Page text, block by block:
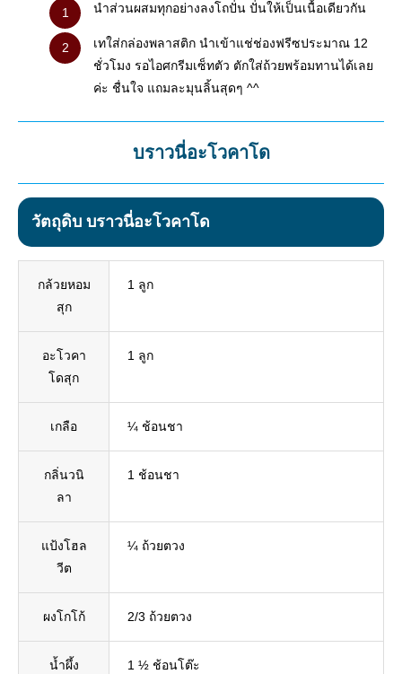
นำส่วนผสมทุกอย่างลงโถปั่น ปั่นให้เป็นเนื้อเดียวกัน
เทใส่กล่องพลาสติก นำเข้าแช่ช่องฟรีซประมาณ 12
ชั่วโมง รอไอศกรีมเซ็ทตัว ตักใส่ถ้วยพร้อมทานได้เลย
ค่ะ ชื่นใจ แถมละมุนลิ้นสุดๆ ^^
บราวนี่อะโวคาโด
วัตถุดิบ บราวนี่อะโวคาโด
กล้วยหอม
สุก
1 ลูก
อะโวคา
โดสุก
1 ลูก
เกลือ ¼ ช้อนชา
กลิ่นวนิ
ลา
1 ช้อนชา
แป้งโฮล
วีต
¼ ถ้วยตวง
ผงโกโก้ 2/3 ถ้วยตวง
น้ำผึ้ง 1 ½ ช้อนโต๊ะ